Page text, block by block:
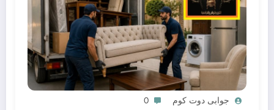
جوابى دوت كوم 0